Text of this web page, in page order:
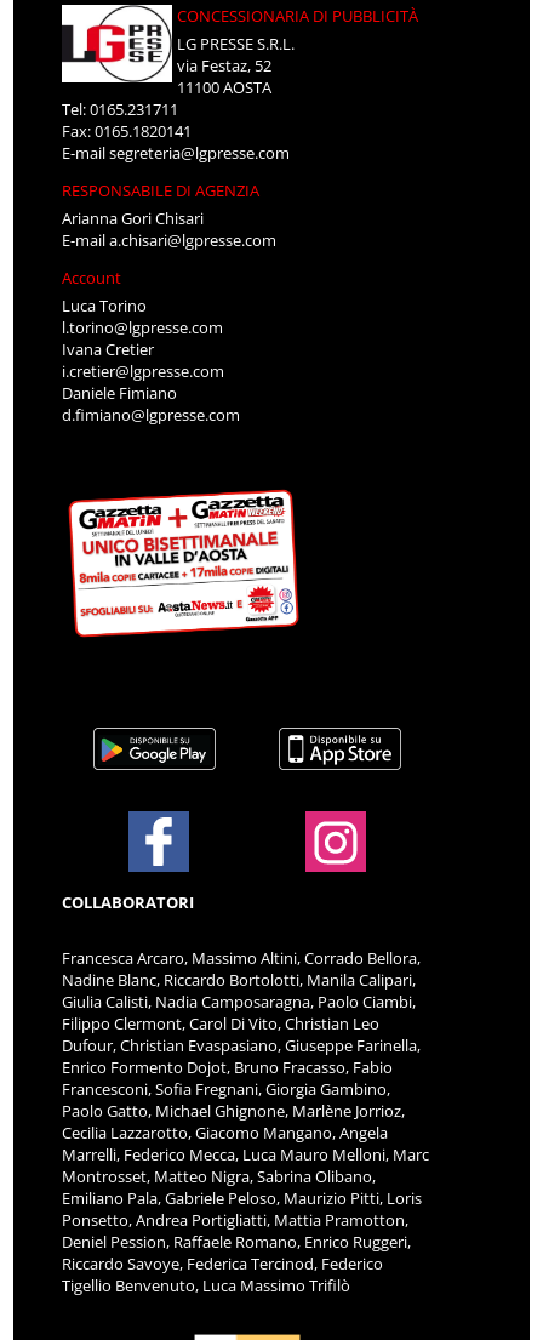
CONCESSIONARIA DI PUBBLICITÀ
LG PRESSE S.R.L.
via Festaz, 52
11100 AOSTA
Tel: 0165.231711
Fax: 0165.1820141
E-mailsegreteria@lgpresse.com
RESPONSABILE DI AGENZIA
Arianna Gori Chisari
E-maila.chisari@lgpresse.com
Account
Luca Torino
l.torino@lgpresse.com
Ivana Cretier
i.cretier@lgpresse.com
Daniele Fimiano
d.fimiano@lgpresse.com
COLLABORATORI
Francesca Arcaro, Massimo Altini, Corrado Bellora,
Nadine Blanc, Riccardo Bortolotti, Manila Calipari,
Giulia Calisti, Nadia Camposaragna, Paolo Ciambi,
Filippo Clermont, Carol Di Vito, Christian Leo
Dufour, Christian Evaspasiano, Giuseppe Farinella,
Enrico Formento Dojot, Bruno Fracasso, Fabio
Francesconi, Sofia Fregnani, Giorgia Gambino,
Paolo Gatto, Michael Ghignone, Marlène Jorrioz,
Cecilia Lazzarotto, Giacomo Mangano, Angela
Marrelli, Federico Mecca, Luca Mauro Melloni, Marc
Montrosset, Matteo Nigra, Sabrina Olibano,
Emiliano Pala, Gabriele Peloso, Maurizio Pitti, Loris
Ponsetto, Andrea Portigliatti, Mattia Pramotton,
Deniel Pession, Raffaele Romano, Enrico Ruggeri,
Riccardo Savoye, Federica Tercinod, Federico
Tigellio Benvenuto, Luca Massimo Trifilò